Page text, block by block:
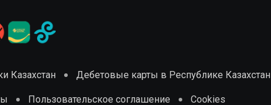
Казахстан Дебетовые карты в Республике Казахстан
Пользовательское соглашение Cookies